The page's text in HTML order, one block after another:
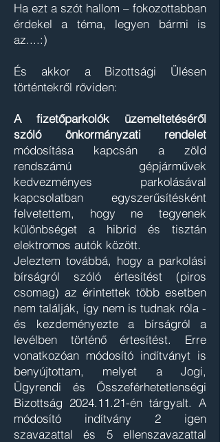
Ha ezt a szót hallom – fokozottabban
érdekel a téma, legyen bármi is
az....:)
És akkor a Bizottsági Ülésen
történtekről röviden:
A fizetőparkolók üzemeltetéséről
szóló önkormányzati rendelet
módosítása kapcsán a zöld
rendszámú gépjárművek
kedvezményes parkolásával
kapcsolatban egyszerűsítésként
felvetettem, hogy ne tegyenek
különbséget a hibrid és tisztán
elektromos autók között.
Jeleztem továbbá, hogy a parkolási
bírságról szóló értesítést (piros
csomag) az érintettek több esetben
nem találják, így nem is tudnak róla -
és kezdeményezte a bírságról a
levélben történő értesítést. Erre
vonatkozóan módosító indítványt is
benyújtottam, melyet a Jogi,
Ügyrendi és Összeférhetetlenségi
Bizottság 2024.11.21-én tárgyalt. A
módosító indítvány 2 igen
szavazattal és 5 ellenszavazattal